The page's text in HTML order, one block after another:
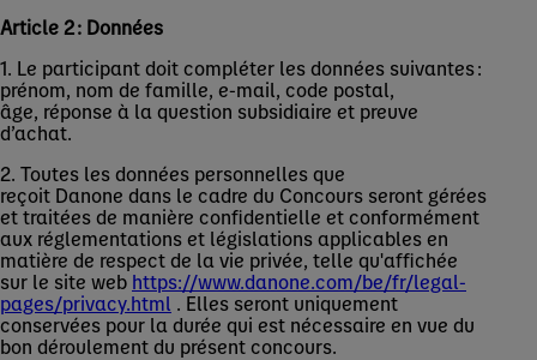
Article 2 : Données
1. Le participant doit compléter les données suivantes :
prénom, nom de famille, e-mail, code postal,
âge, réponse à la question subsidiaire et preuve
d’achat.
2. Toutes les données personnelles que
reçoit Danone dans le cadre du Concours seront gérées
et traitées de manière confidentielle et conformément
aux réglementations et législations applicables en
matière de respect de la vie privée, telle qu'affichée
sur le site web https://www.danone.com/be/fr/legal-
pages/privacy.html . Elles seront uniquement
conservées pour la durée qui est nécessaire en vue du
bon déroulement du présent concours.